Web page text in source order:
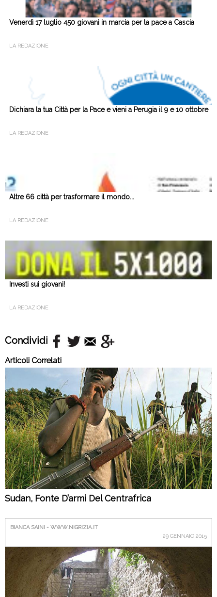
Venerdì 17 luglio 450 giovani in marcia per la pace a Cascia
LA REDAZIONE
Dichiara la tua Città per la Pace e vieni a Perugia il 9 e 10 ottobre
LA REDAZIONE
Altre 66 città per trasformare il mondo...
LA REDAZIONE
Investi sui giovani!
LA REDAZIONE
Condividi
Articoli Correlati
Sudan, Fonte D’armi Del Centrafrica
BIANCA SAINI - WWW.NIGRIZIA.IT
29 GENNAIO 2015